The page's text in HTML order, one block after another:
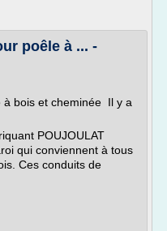
poêle à ... -
à bois et cheminée Il y a
POUJOULAT
qui conviennent à tous
Ces conduits de